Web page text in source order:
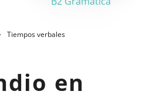
Tiempos verbales
en